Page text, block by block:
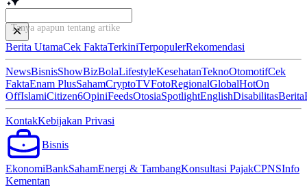
Tanya apapun tentang artikel ini...
Berita UtamaCek FaktaTerkiniTerpopulerRekomendasi
NewsBisnisShowBizBolaLifestyleKesehatanTeknoOtomotifCek
FaktaEnam PlusSahamCryptoTVFotoRegionalGlobalHotOn
OffIslamiCitizen6OpiniFeedsOtosiaSpotlightEnglishDisabilitasBerita
KontakKebijakan Privasi
Bisnis
EkonomiBankSahamEnergi & TambangKonsultasi PajakCPNSInfo
Kementan